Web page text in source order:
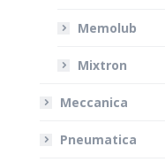
Memolub
Mixtron
Meccanica
Pneumatica